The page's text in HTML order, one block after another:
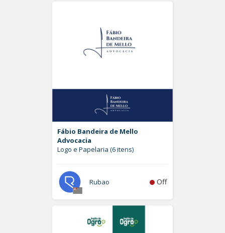
Fábio Bandeira de Mello
Advocacia
Logo e Papelaria (6 itens)
Rubao Off